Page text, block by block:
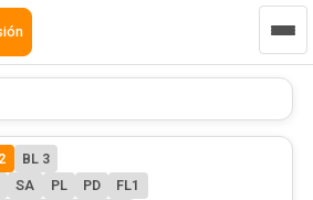
BL 3
SA PL PD FL1